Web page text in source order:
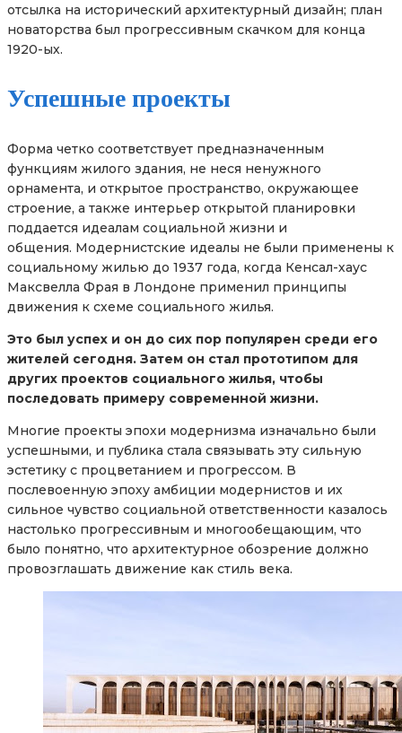
отсылка на исторический архитектурный дизайн; план
новаторства был прогрессивным скачком для конца
1920-ых.
Успешные проекты
Форма четко соответствует предназначенным
функциям жилого здания, не неся ненужного
орнамента, и открытое пространство, окружающее
строение, а также интерьер открытой планировки
поддается идеалам социальной жизни и
общения. Модернистские идеалы не были применены к
социальному жилью до 1937 года, когда Кенсал-хаус
Максвелла Фрая в Лондоне применил принципы
движения к схеме социального жилья.
Это был успех и он до сих пор популярен среди его
жителей сегодня. Затем он стал прототипом для
других проектов социального жилья, чтобы
последовать примеру современной жизни.
Многие проекты эпохи модернизма изначально были
успешными, и публика стала связывать эту сильную
эстетику с процветанием и прогрессом. В
послевоенную эпоху амбиции модернистов и их
сильное чувство социальной ответственности казалось
настолько прогрессивным и многообещающим, что
было понятно, что архитектурное обозрение должно
провозглашать движение как стиль века.